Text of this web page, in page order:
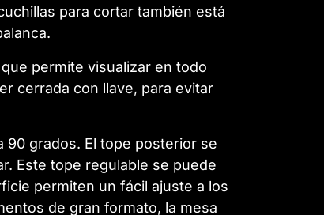
para cortar también está
permite visualizar en todo
cerrada con llave, para evitar
grados. El tope posterior se
Este tope regulable se puede
permiten un fácil ajuste a los
de gran formato, la mesa